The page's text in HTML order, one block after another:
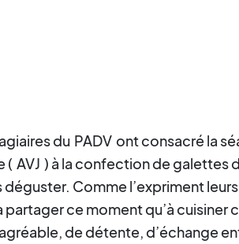
du PADV ont consacré la
( AVJ ) à la confection de galettes
déguster. Comme l’expriment
partager ce moment qu’à cuisiner
de détente, d’échange